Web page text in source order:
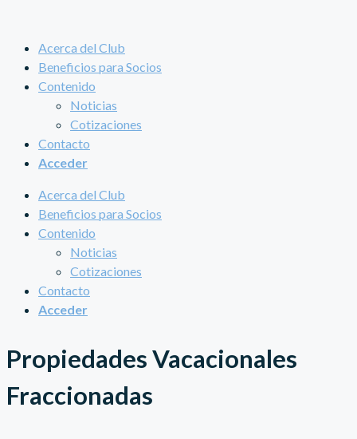
Acerca del Club
Beneficios para Socios
Contenido
Noticias
Cotizaciones
Contacto
Acceder
Acerca del Club
Beneficios para Socios
Contenido
Noticias
Cotizaciones
Contacto
Acceder
Propiedades Vacacionales
Fraccionadas